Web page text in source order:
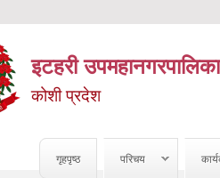
इटहरी
कोशी प्रदेश
गृहपृष्ठ परिचय